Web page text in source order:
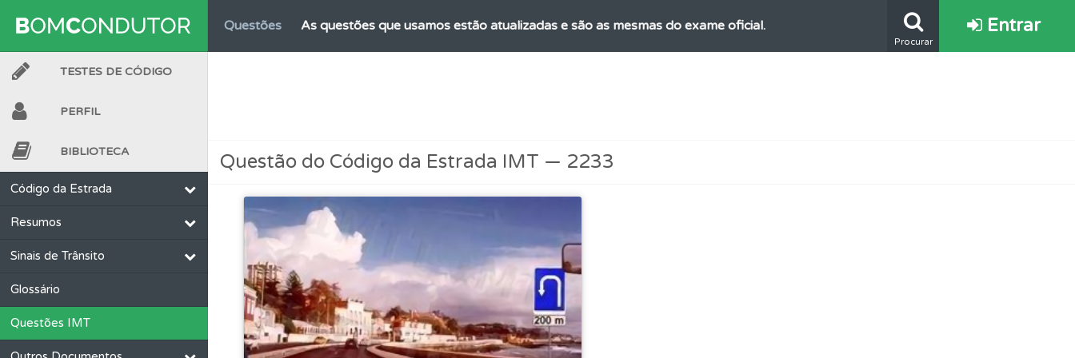
Questões As questões que usamos estão atualizadas e são as mesmas do exame oficial.
Questões Consulte aqui todas as questões que usamos na plataforma.
Biblioteca Consulte a biblioteca para tirar dúvidas e ver resumos do código.
Questões Consulte os comentários da questão quando tem dúvidas.
Procurar
Entrar
TESTES DE CÓDIGO
PERFIL
BIBLIOTECA
Código da Estrada
Resumos
Sinais de Trânsito
Glossário
Questões IMT
Questão do Código da Estrada IMT — 2233